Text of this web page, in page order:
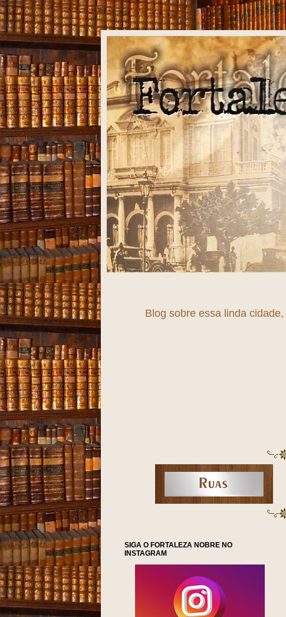
Blog sobre essa linda
SIGA O FORTALEZA NOBRE NO
INSTAGRAM